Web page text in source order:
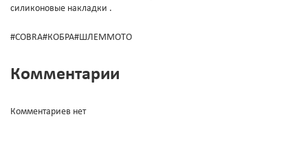
силиконовые накладки .
#COBRA#КОБРА#ШЛЕММОТО
Комментарии
Комментариев нет